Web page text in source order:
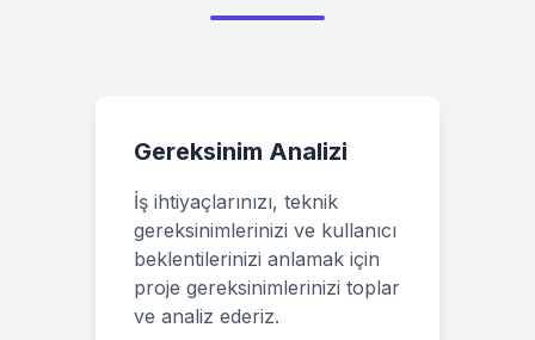
Gereksinim Analizi
İş ihtiyaçlarınızı, teknik
gereksinimlerinizi ve kullanıcı
beklentilerinizi anlamak için
proje gereksinimlerinizi toplar
ve analiz ederiz.